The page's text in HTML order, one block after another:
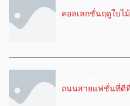
คอลเลกชั่นฤดูใบไ
ถนนสายแฟชั่นที่ดี